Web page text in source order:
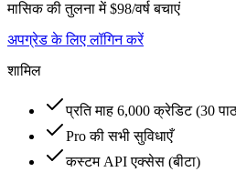
मासिक की तुलना में $98/वर्ष बचाएं
अपग्रेड के लिए लॉगिन करें
शामिल
प्रति माह 6,000 क्रेडिट (30
Pro की सभी सुविधाएँ
कस्टम API एक्सेस (बीटा)